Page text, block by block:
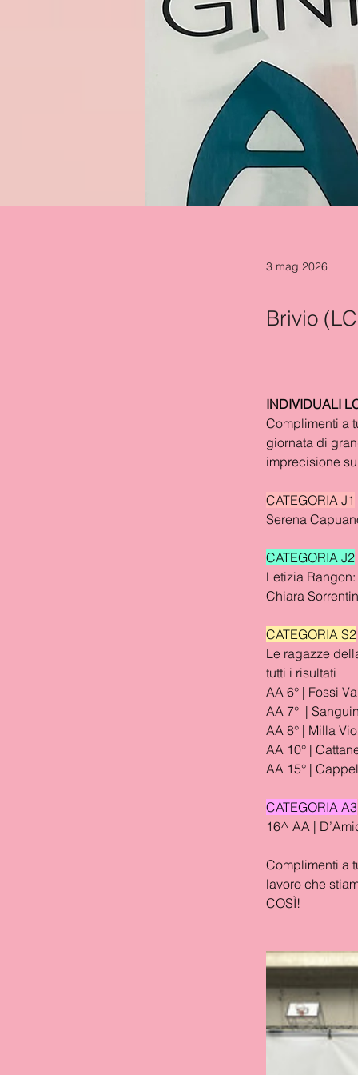
3 mag 2026
Brivio
INDIVIDUALI
Complimenti a
giornata di
imprecisione
CATEGORIA J1
Serena
CATEGORIA J2
Letizia
Chiara
CATEGORIA S2
Le ragazze
tutti i risultati
AA 6° | Fossi
AA 7°  |
AA 8° | Milla
AA 10° |
AA 15° |
CATEGORIA A3
16^ AA |
Complimenti a
lavoro che
COSÌ!